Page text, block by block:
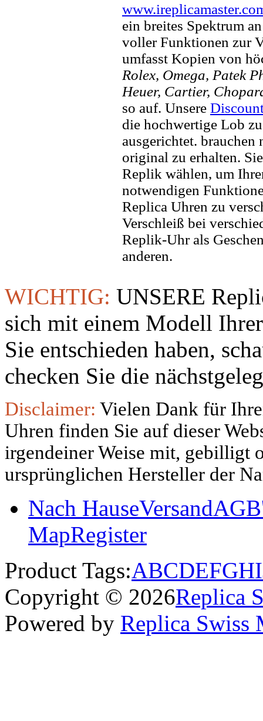
ein breites Spektrum
voller Funktionen zur
umfasst Kopien von
Rolex, Omega, Patek
Heuer, Cartier,
so auf. Unsere
die hochwertige Lob
ausgerichtet. brauchen
original zu erhalten.
Replik wählen, um
notwendigen
Replica Uhren zu
Verschleiß bei
Replik-Uhr als
anderen.
WICHTIG: UNSERE
sich mit einem Modell
Sie entschieden haben,
checken Sie die
Disclaimer: Vielen Dank für
Uhren finden Sie auf dieser
irgendeiner Weise mit, gebilligt
ursprünglichen Hersteller der
Nach HauseVersand
MapRegister
Product Tags:ABCDEFGHI
Copyright © 2026Replica
Powered by Replica Swiss